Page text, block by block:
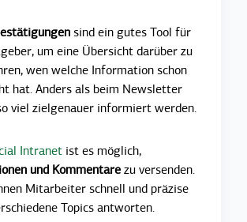
sind ein gutes Tool für
um eine Übersicht darüber zu
wen welche Information schon
hat. Anders als beim Newsletter
viel zielgenauer informiert werden.
Intranet ist es möglich,
und Kommentarezu versenden.
Mitarbeiter schnell und präzise
Topics antworten.